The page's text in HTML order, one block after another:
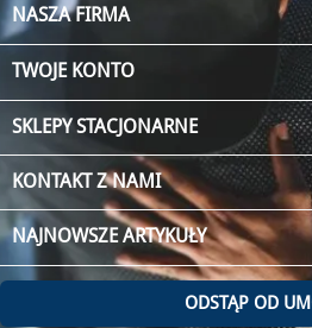
NASZA FIRMA
TWOJE KONTO
SKLEPY STACJONARNE
KONTAKT Z NAMI
NAJNOWSZE ARTYKUŁY
ODSTĄP OD